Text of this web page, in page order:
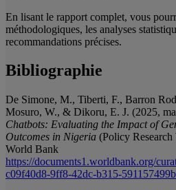
En lisant le rapport complet, vous
méthodologiques, les analyses
recommandations précises.
Bibliographie
De Simone, M., Tiberti, F., Barron
Mosuro, W., & Dikoru, E. J. (2025,
Chatbots: Evaluating the Impact of
Outcomes in Nigeria (Policy
World Bank
https://documents1.worldbank.org/
c09f40d8-9ff8-42dc-b315-